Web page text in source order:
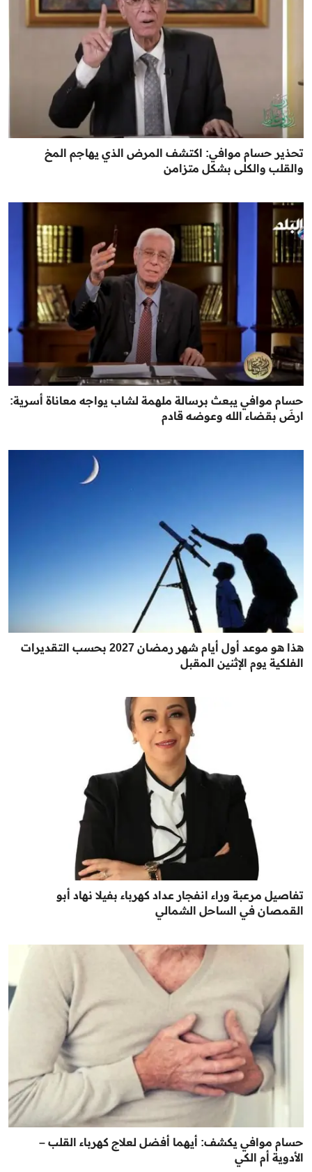
تحذير حسام موافي: اكتشف المرض الذي يهاجم المخ
والقلب والكلى بشكل متزامن
حسام موافي يبعث برسالة ملهمة لشاب يواجه معاناة أسرية:
ارضَ بقضاء الله وعوضه قادم
هذا هو موعد أول أيام شهر رمضان 2027 بحسب التقديرات
الفلكية يوم الإثنين المقبل
تفاصيل مرعبة وراء انفجار عداد كهرباء بفيلا نهاد أبو
القمصان في الساحل الشمالي
حسام موافي يكشف: أيهما أفضل لعلاج كهرباء القلب –
الأدوية أم الكي